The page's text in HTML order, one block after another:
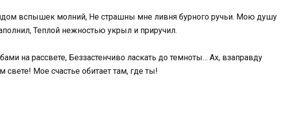
вспышек молний, Не страшны мне ливня бурного ручьи. Мою душу
Теплой нежностью укрыл и приручил.
на рассвете, Беззастенчиво ласкать до темноты… Ах, взаправду
свете! Мое счастье обитает там, где ты!